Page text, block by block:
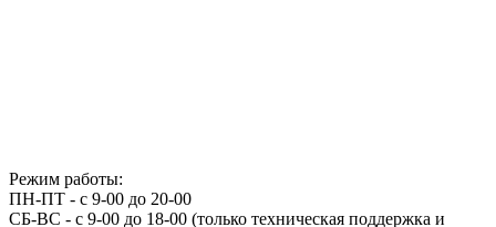
Режим работы:
ПН-ПТ - с 9-00 до 20-00
СБ-ВС - с 9-00 до 18-00 (только техническая поддержка и